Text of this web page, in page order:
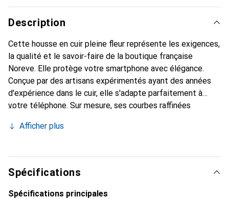
Description
Cette housse en cuir pleine fleur représente les exigences,
la qualité et le savoir-faire de la boutique française
Noreve. Elle protège votre smartphone avec élégance.
Conçue par des artisans expérimentés ayant des années
d'expérience dans le cuir, elle s'adapte parfaitement à
votre téléphone. Sur mesure, ses courbes raffinées
devient l'accessoire chic et indispensable pour votre
produits de haute qualité, la marque Noreve est un choix
fiable pour une clientèle exigeante.
Afficher plus
Spécifications
Spécifications principales